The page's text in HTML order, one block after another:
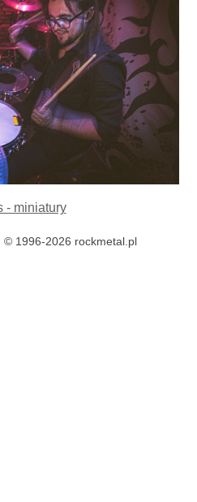
- miniatury
© 1996-2026 rockmetal.pl